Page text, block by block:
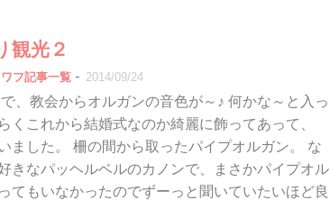
観光２
フ記事一覧 - 2014/09/24
、教会からオルガンの音色が～♪ 何かな～と入っ
くこれから結婚式なのか綺麗に飾ってあって、
ました。 柵の間から取ったパイプオルガン。 な
きなパッヘルベルのカノンで、まさかパイプオル
てもいなかったのでずーっと聞いていたいほど良